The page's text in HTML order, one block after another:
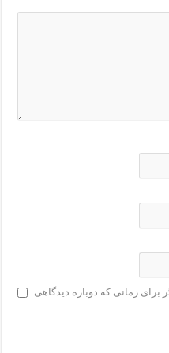
برای زمانی که دوباره دیدگاهی